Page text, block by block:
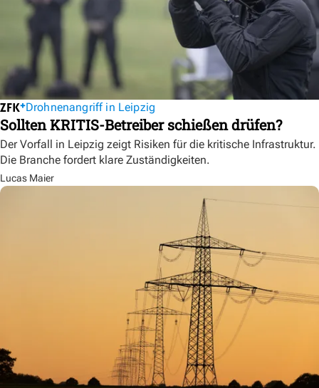
Drohnenangriff in Leipzig
Sollten KRITIS-Betreiber schießen drüfen?
Der Vorfall in Leipzig zeigt Risiken für die kritische Infrastruktur.
Die Branche fordert klare Zuständigkeiten.
Lucas Maier